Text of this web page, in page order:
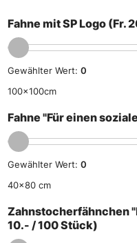
Fahne mit SP Logo (Fr.
Gewählter Wert: 0
100x100cm
Fahne "Für einen
Gewählter Wert: 0
40x80 cm
Zahnstocherfähnchen
10.- / 100 Stück)